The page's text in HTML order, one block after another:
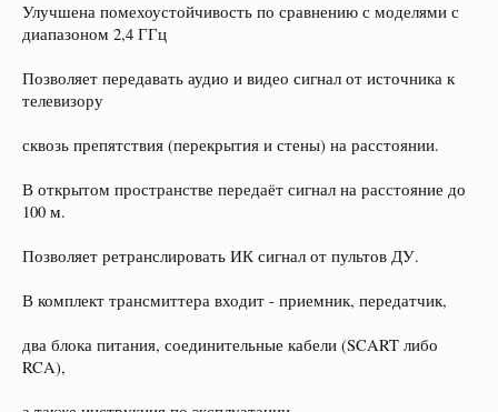
Улучшена помехоустойчивость по сравнению с моделями с
диапазоном 2,4 ГГц
Позволяет передавать аудио и видео сигнал от источника к
телевизору
сквозь препятствия (перекрытия и стены) на расстоянии.
В открытом пространстве передаёт сигнал на расстояние до
100 м.
Позволяет ретранслировать ИК сигнал от пультов ДУ.
В комплект трансмиттера входит - приемник, передатчик,
два блока питания, соединительные кабели (SCART либо
RCA),